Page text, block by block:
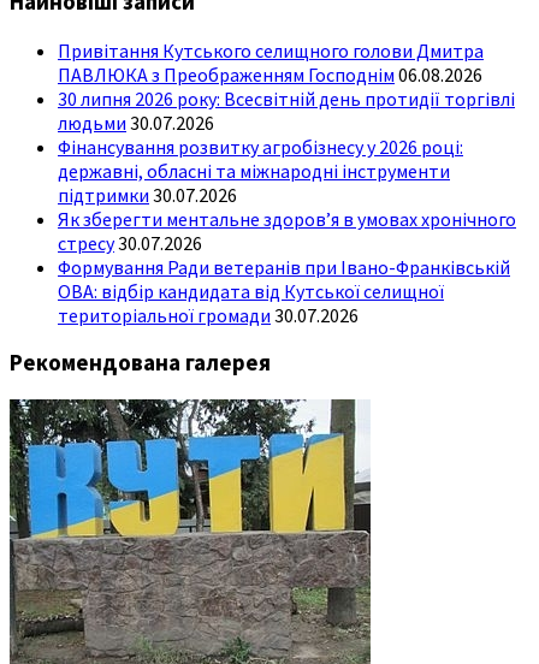
Привітання Кутського селищного голови Дмитра
ПАВЛЮКА з Преображенням Господнім 06.08.2026
30 липня 2026 року: Всесвітній день протидії торгівлі
людьми 30.07.2026
Фінансування розвитку агробізнесу у 2026 році:
державні, обласні та міжнародні інструменти
підтримки 30.07.2026
Як зберегти ментальне здоров’я в умовах хронічного
стресу30.07.2026
Формування Ради ветеранів при Івано-Франківській
ОВА: відбір кандидата від Кутської селищної
територіальної громади 30.07.2026
Рекомендована галерея